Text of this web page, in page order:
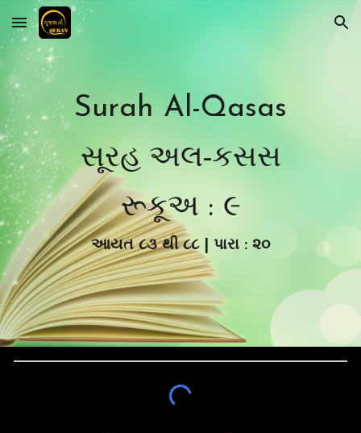
Skip to main content Skip to navigation
Surah Al-Qasas
સૂરહ અલ-કસસ
રૂકૂઅ : ૯
આયત૮૩થી ૮૮| પારા : ૨૦